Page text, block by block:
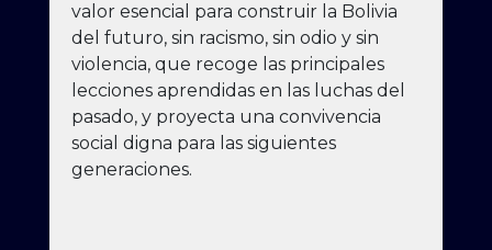
valor esencial para construir la Bolivia
del futuro, sin racismo, sin odio y sin
violencia, que recoge las principales
lecciones aprendidas en las luchas del
pasado, y proyecta una convivencia
social digna para las siguientes
generaciones.